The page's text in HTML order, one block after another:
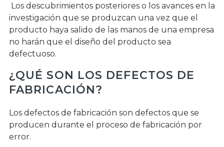
Los descubrimientos posteriores o los avances en la
investigación que se produzcan una vez que el
producto haya salido de las manos de una empresa
no harán que el diseño del producto sea
defectuoso.
¿QUÉ SON LOS DEFECTOS DE
FABRICACIÓN?
Los defectos de fabricación son defectos que se
producen durante el proceso de fabricación por
error.